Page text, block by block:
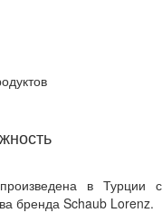
в Турции с
бренда Schaub Lorenz.